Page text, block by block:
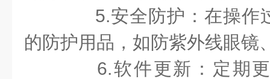
5.安全防护：在操作
的防护用品，如防紫外线眼镜
6.软件更新：定期更